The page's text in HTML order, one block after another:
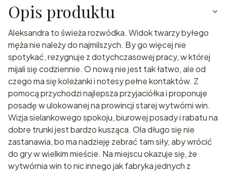
Opis produktu
Aleksandra to świeża rozwódka. Widok twarzy byłego
męża nie należy do najmilszych. By go więcej nie
spotykać, rezygnuje z dotychczasowej pracy, w której
mijali się codziennie. O nową nie jest tak łatwo, ale od
czego ma się koleżanki i notesy pełne kontaktów. Z
pomocą przychodzi najlepsza przyjaciółka i proponuje
posadę w ulokowanej na prowincji starej wytwórni win.
Wizja sielankowego spokoju, biurowej posady i rabatu na
dobre trunki jest bardzo kusząca. Ola długo się nie
zastanawia, bo ma nadzieję zebrać tam siły, aby wrócić
do gry w wielkim mieście. Na miejscu okazuje się, że
wytwórnia win to nic innego jak fabryka jednych z